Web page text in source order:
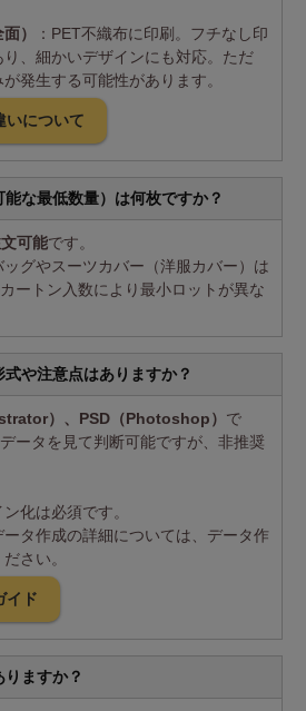
）
：PET不織布に印刷。フチなし印
、細かいデザインにも対応。ただ
発生する可能性があります。
いについて
な最低数量）は何枚ですか？
可能です。
グやスーツカバー（洋服カバー）は
ートン入数により最小ロットが異な
や注意点はありますか？
）、PSD（Photoshop） で
ータを見て判断可能ですが、非推奨
化は必須です。
ータ作成の詳細については、データ作
さい。
イド
ますか？